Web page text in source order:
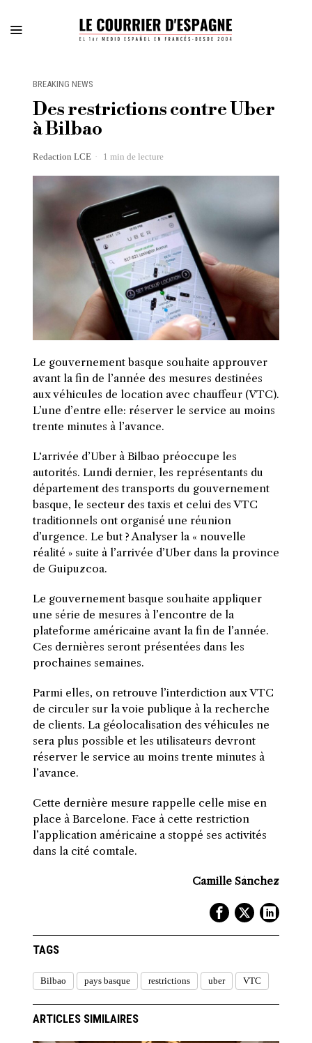
BREAKING NEWS
Des restrictions contre Uber
à Bilbao
Redaction LCE 1 min de lecture
Le gouvernement basque souhaite approuver
avant la fin de l’année des mesures destinées
aux véhicules de location avec chauffeur (VTC).
L’une d’entre elle: réserver le service au moins
trente minutes à l’avance.
L‘arrivée d’Uber à Bilbao préoccupe les
autorités. Lundi dernier, les représentants du
département des transports du gouvernement
basque, le secteur des taxis et celui des VTC
traditionnels ont organisé une réunion
d’urgence. Le but ? Analyser la « nouvelle
réalité » suite à l’arrivée d’Uber dans la province
de Guipuzcoa.
Le gouvernement basque souhaite appliquer
une série de mesures à l’encontre de la
plateforme américaine avant la fin de l’année.
Ces dernières seront présentées dans les
prochaines semaines.
Parmi elles, on retrouve l’interdiction aux VTC
de circuler sur la voie publique à la recherche
de clients. La géolocalisation des véhicules ne
sera plus possible et les utilisateurs devront
réserver le service au moins trente minutes à
l’avance.
Cette dernière mesure rappelle celle mise en
place à Barcelone. Face à cette restriction
l’application américaine a stoppé ses activités
dans la cité comtale.
Camille Sánchez
TAGS
Bilbao pays basque restrictions uber VTC
ARTICLES SIMILAIRES